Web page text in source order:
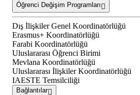
Öğrenci Değişim Programları
Dış İlişkiler Genel Koordinatörlüğü
Erasmus+ Koordinatörlüğü
Farabi Koordinatörlüğü
Uluslararası Öğrenci Birimi
Mevlana Koordinatörlüğü
Uluslararası İlişkiler Koordinatörlüğü
IAESTE Temsilciliği
Bağlantılar